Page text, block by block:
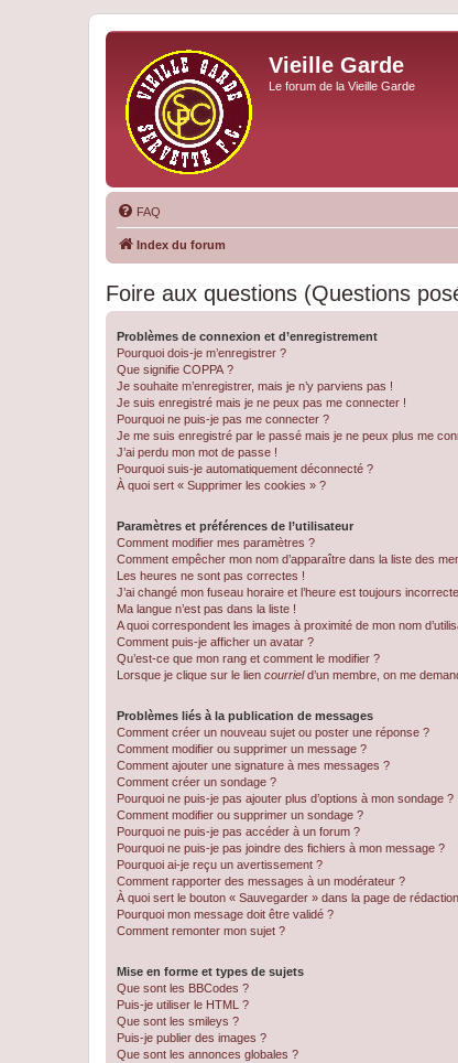
Vieille Garde
Le forum de la Vieille Garde
FAQ
Index du forum
Foire aux questions (Questions
Problèmes de connexion et d’enregistrement
Pourquoi dois-je m’enregistrer ?
Que signifie COPPA ?
Je souhaite m’enregistrer, mais je n’y parviens pas !
Je suis enregistré mais je ne peux pas me connecter !
Pourquoi ne puis-je pas me connecter ?
Je me suis enregistré par le passé mais je ne peux plus me
J’ai perdu mon mot de passe !
Pourquoi suis-je automatiquement déconnecté ?
À quoi sert « Supprimer les cookies » ?
Paramètres et préférences de l’utilisateur
Comment modifier mes paramètres ?
Comment empêcher mon nom d’apparaître dans la liste des
Les heures ne sont pas correctes !
J’ai changé mon fuseau horaire et l’heure est toujours
Ma langue n’est pas dans la liste !
A quoi correspondent les images à proximité de mon nom
Comment puis-je afficher un avatar ?
Qu’est-ce que mon rang et comment le modifier ?
Lorsque je clique sur le lien courrield’un membre, on me
Problèmes liés à la publication de messages
Comment créer un nouveau sujet ou poster une réponse ?
Comment modifier ou supprimer un message ?
Comment ajouter une signature à mes messages ?
Comment créer un sondage ?
Pourquoi ne puis-je pas ajouter plus d’options à mon sondage ?
Comment modifier ou supprimer un sondage ?
Pourquoi ne puis-je pas accéder à un forum ?
Pourquoi ne puis-je pas joindre des fichiers à mon message ?
Pourquoi ai-je reçu un avertissement ?
Comment rapporter des messages à un modérateur ?
À quoi sert le bouton « Sauvegarder » dans la page de
Pourquoi mon message doit être validé ?
Comment remonter mon sujet ?
Mise en forme et types de sujets
Que sont les BBCodes ?
Puis-je utiliser le HTML ?
Que sont les smileys ?
Puis-je publier des images ?
Que sont les annonces globales ?